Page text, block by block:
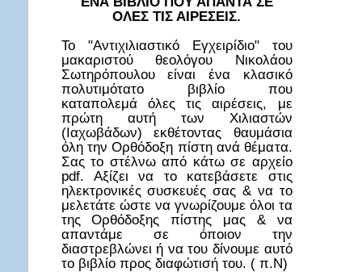
ΟΛΕΣ ΤΙΣ ΑΙΡΕΣΕΙΣ.
Το "Αντιχιλιαστικό Εγχειρίδιο" του
μακαριστού θεολόγου Νικολάου
Σωτηρόπουλου είναι ένα κλασικό
πολυτιμότατο βιβλίο που
καταπολεμά όλες τις αιρέσεις, με
πρώτη αυτή των Χιλιαστών
(Ιαχωβάδων) εκθέτοντας θαυμάσια
όλη την Ορθόδοξη πίστη ανά θέματα.
Σας το στέλνω από κάτω σε αρχείο
pdf. Αξίζει να το κατεβάσετε στις
ηλεκτρονικές συσκευές σας & να το
μελετάτε ώστε να γνωρίζουμε όλοι τα
της Ορθόδοξης πίστης μας & να
απαντάμε σε όποιον την
διαστρεβλώνει ή να του δίνουμε αυτό
το βιβλίο προς διαφώτισή του. ( π.Ν)